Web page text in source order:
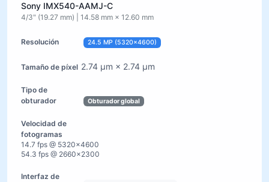
Sony IMX540-AAMJ-C
4/3" (19.27 mm) | 14.58 mm × 12.60 mm
24.5 MP (5320×4600)
2.74 µm × 2.74 µm
Obturador global
14.7 fps @ 5320×4600
54.3 fps @ 2660×2300